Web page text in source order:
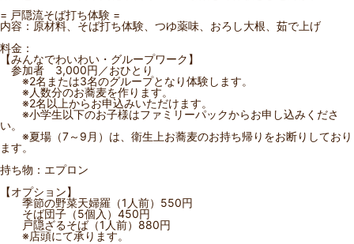
= 戸隠流そば打ち体験 =
内容：原材料、そば打ち体験、つゆ薬味、おろし大根、茹で上げ
料金：
【みんなでわいわい・グループワーク】
参加者 3,000円／おひとり
※2名または3名のグループとなり体験します。
※人数分のお蕎麦を作ります。
※2名以上からお申込みいただけます。
※小学生以下のお子様はファミリーパックからお申し込みくださ
い。
※夏場（7～9月）は、衛生上お蕎麦のお持ち帰りをお断りしており
ます。
持ち物：エプロン
【オプション】
季節の野菜天婦羅（1人前）550円
そば団子（5個入）450円
戸隠ざるそば（1人前）880円
※店頭にて承ります。